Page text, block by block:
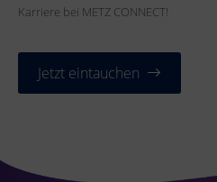
Karriere bei METZ CONNECT!
Jetzt eintauchen